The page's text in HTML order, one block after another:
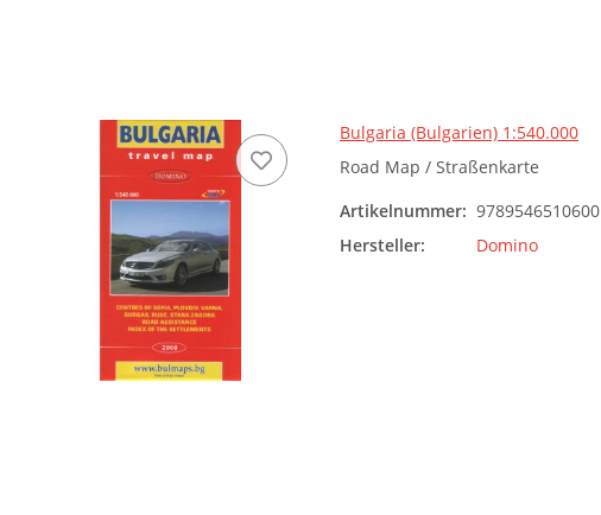
Bulgaria (Bulgarien) 1:540.000
Road Map / Straßenkarte
Artikelnummer: 9789546510600
Hersteller:
Domino